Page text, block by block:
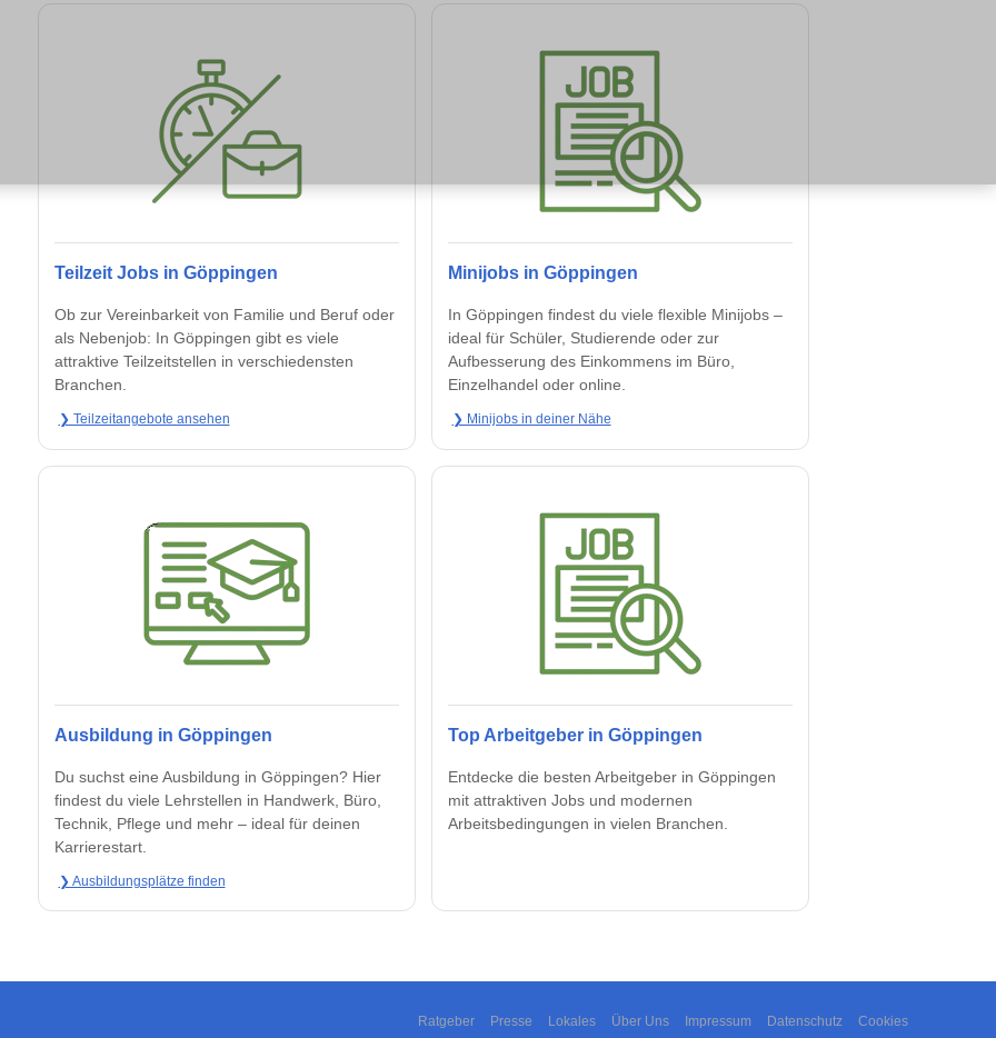
Teilzeit Jobs in Göppingen
Ob zur Vereinbarkeit von Familie und Beruf oder
als Nebenjob: In Göppingen gibt es viele
attraktive Teilzeitstellen in verschiedensten
Branchen.
❯ Teilzeitangebote ansehen
Minijobs in Göppingen
In Göppingen findest du viele flexible Minijobs –
ideal für Schüler, Studierende oder zur
Aufbesserung des Einkommens im Büro,
Einzelhandel oder online.
❯ Minijobs in deiner Nähe
Ausbildung in Göppingen
Du suchst eine Ausbildung in Göppingen? Hier
findest du viele Lehrstellen in Handwerk, Büro,
Technik, Pflege und mehr – ideal für deinen
Karrierestart.
❯ Ausbildungsplätze finden
Top Arbeitgeber in Göppingen
Entdecke die besten Arbeitgeber in Göppingen
mit attraktiven Jobs und modernen
Arbeitsbedingungen in vielen Branchen.
Ratgeber Presse Lokales Über Uns Impressum Datenschutz Cookies